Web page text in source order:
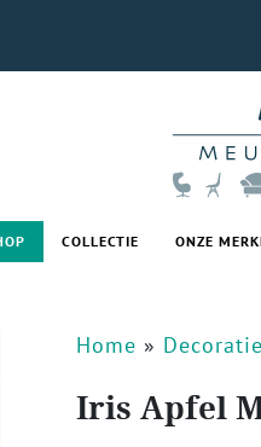
COLLECTIE ONZE
Home »
Iris Apfel